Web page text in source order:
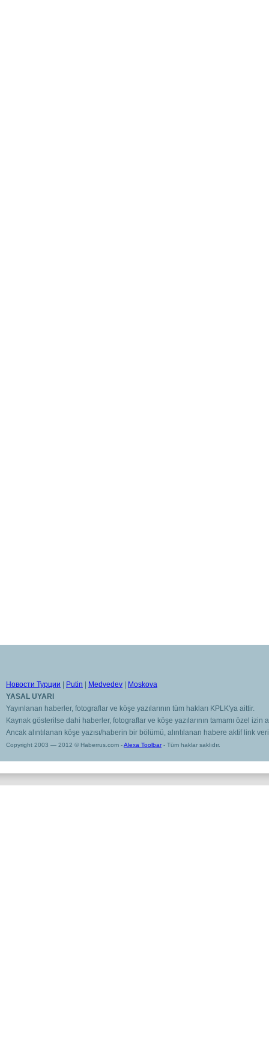
Новости Турции Putin Medvedev
Moskova
YASAL UYARI
Yayınlanan haberler, fotograflar ve köşe yazılarının tüm hakları KPLK'ya aittir.
Kaynak gösterilse dahi haberler, fotograflar ve köşe yazılarının tamamı özel izin
Ancak alıntılanan köşe yazısı/haberin bir bölümü, alıntılanan habere aktif link
Copyright 2003 — 2012 © Haberrus.com -Alexa Toolbar- Tüm haklar saklıdır.